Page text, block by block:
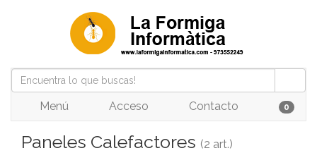
Menú Acceso Contacto 0
Paneles Calefactores (2 art.)